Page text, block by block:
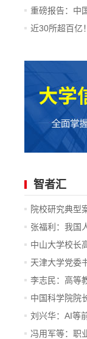
决算
重磅报告：中
位、...
近30所超百亿
智者汇
院校研究典型
张福利：我国
中山大学校长
发...
天津大学党委
一...
李志民：高等
中国科学院院
进...
刘兴华：AI等
底...
冯用军等：职